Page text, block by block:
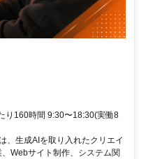
り160時間 9:30〜18:30(実働8
、生成AIを取り入れたクリエイ
Webサイト制作、システム関